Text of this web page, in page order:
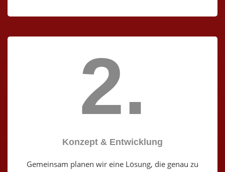
2.
Konzept & Entwicklung
Gemeinsam planen wir eine Lösung, die genau zu